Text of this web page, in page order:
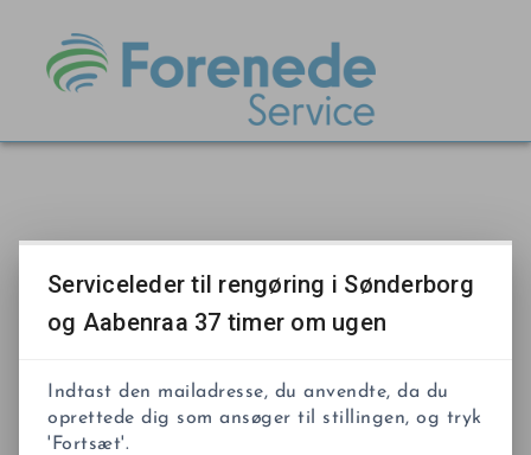
Serviceleder til rengøring i Sønderborg
og Aabenraa 37 timer om ugen
Indtast den mailadresse, du anvendte, da du
oprettede dig som ansøger til stillingen, og tryk
'Fortsæt'.